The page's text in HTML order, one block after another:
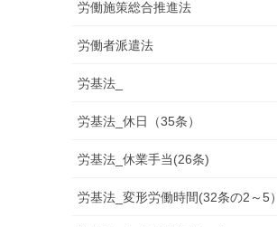
労働施策総合推進法
労働者派遣法
労基法_
労基法_休日（35条）
労基法_休業手当(26条)
労基法_変形労働時間(32条の2～5）